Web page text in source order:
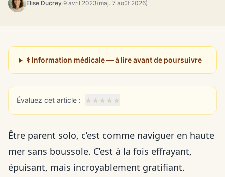
Elise Ducrey·9 avril 2023(maj. 7 août 2026)
⚕️ Information médicale — à lire avant de poursuivre
Évaluez cet article : ★★★★★
Être parent solo, c’est comme naviguer en haute
mer sans boussole. C’est à la fois effrayant,
épuisant, mais incroyablement gratifiant.